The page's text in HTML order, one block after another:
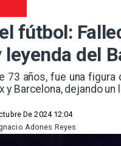
fútbol:
leyenda del
73 años, fue una
y Barcelona, dejando
De 2024 12:04
Adones Reyes